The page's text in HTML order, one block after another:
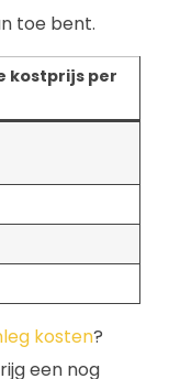
toe bent.
kostprijs per
kosten?
een nog